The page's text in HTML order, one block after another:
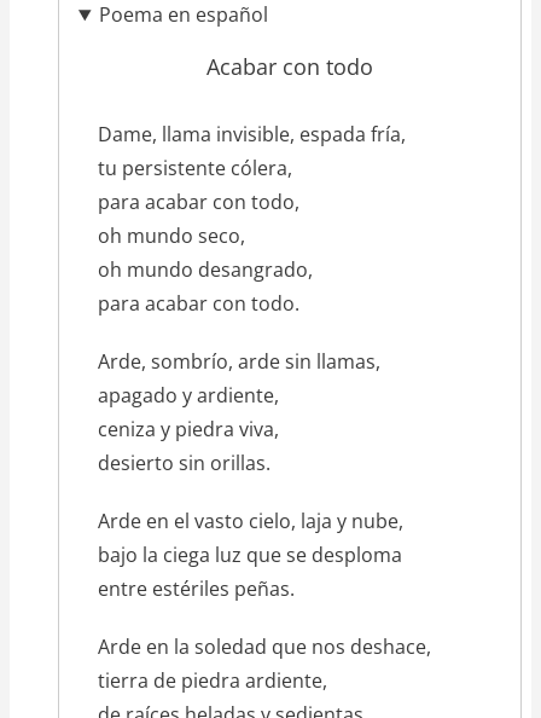
Poema en español
Acabar con todo
texto_poema
Dame, llama invisible, espada fría,
tu persistente cólera,
para acabar con todo,
oh mundo seco,
oh mundo desangrado,
para acabar con todo.
Arde, sombrío, arde sin llamas,
apagado y ardiente,
ceniza y piedra viva,
desierto sin orillas.
Arde en el vasto cielo, laja y nube,
bajo la ciega luz que se desploma
entre estériles peñas.
Arde en la soledad que nos deshace,
tierra de piedra ardiente,